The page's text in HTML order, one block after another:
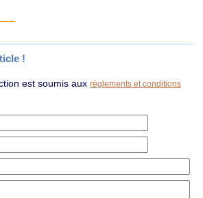
!
est soumis auxrèglements et conditions